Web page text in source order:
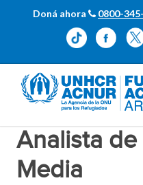
Doná ahora 0800-
Analista
Media